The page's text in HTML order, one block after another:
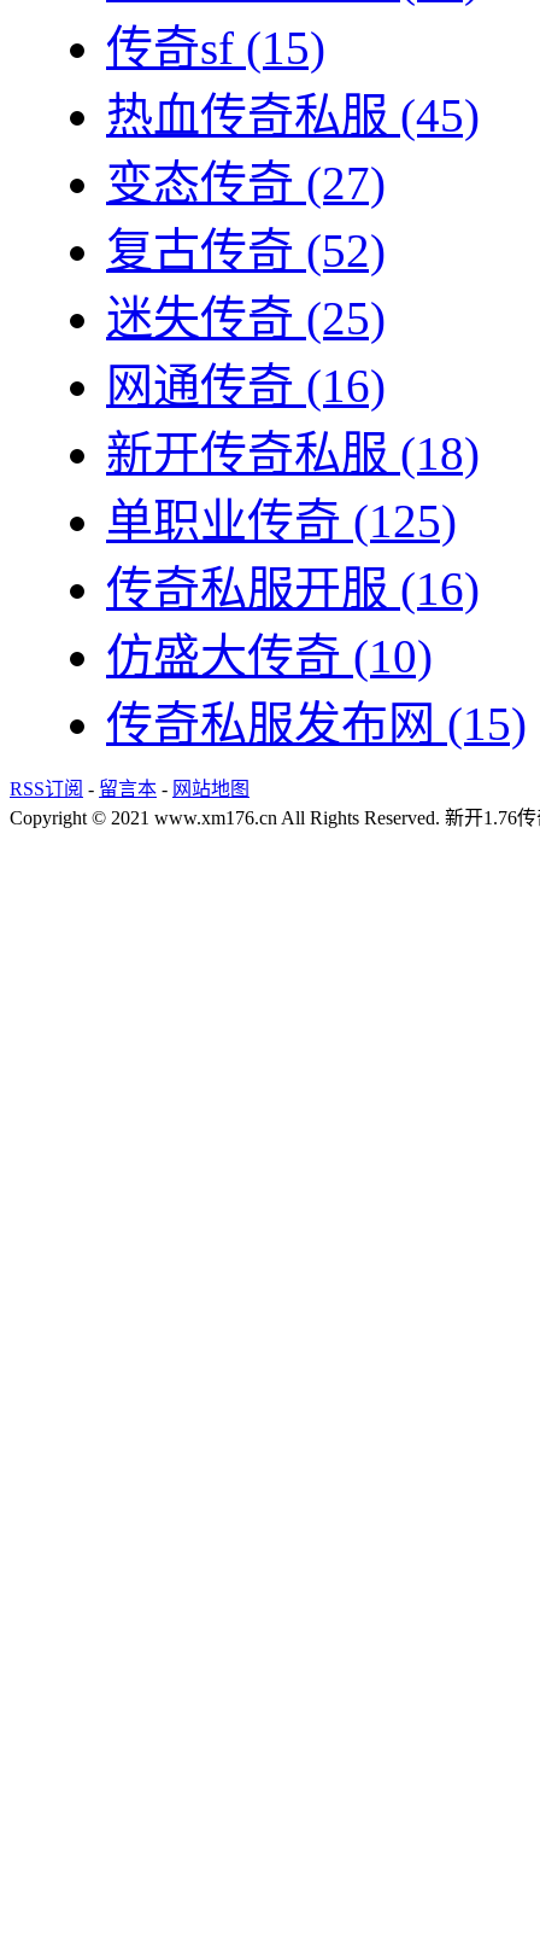
传奇sf (15)
热血传奇私服 (45)
变态传奇 (27)
复古传奇 (52)
迷失传奇 (25)
网通传奇 (16)
新开传奇私服 (18)
单职业传奇 (125)
传奇私服开服 (16)
仿盛大传奇 (10)
传奇私服发布网 (15)
RSS订阅 - 留言本 - 网站地图
Copyright © 2021 www.xm176.cn All Rights Reserved. 新开1.76